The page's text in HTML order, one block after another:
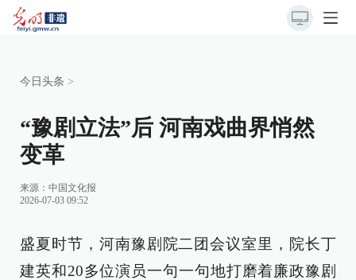
今日头条 >
“豫剧立法”后 河南戏曲界悄然
变革
来源： 中国文化报
2026-07-03 09:52
盛夏时节，河南豫剧院二团会议室里，院长丁
建英和20多位演员一句一句地打磨着廉政豫剧